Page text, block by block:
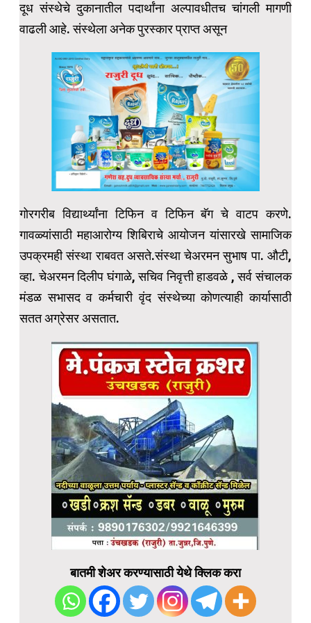
दूध संस्थेचे दुकानातील पदार्थांना अल्पावधीतच चांगली मागणी
वाढली आहे. संस्थेला अनेक पुरस्कार प्राप्त असून
गोरगरीब विद्यार्थ्यांना टिफिन व टिफिन बॅग चे वाटप करणे.
गावळ्यांसाठी महाआरोग्य शिबिराचे आयोजन यांसारखे सामाजिक
उपक्रमही संस्था राबवत असते.संस्था चेअरमन सुभाष पा. औटी,
व्हा. चेअरमन दिलीप घंगाळे, सचिव निवृत्ती हाडवळे , सर्व संचालक
मंडळ सभासद व कर्मचारी वृंद संस्थेच्या कोणत्याही कार्यासाठी
सतत अग्रेसर असतात.
बातमी शेअर करण्यासाठी येथे क्लिक करा